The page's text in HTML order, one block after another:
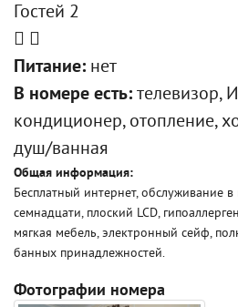
Гостей 2
Питание: нет
В номере есть: телевизор,
кондиционер, отопление,
душ/ванная
Общая информация:
Бесплатный интернет, обслуживание
семнадцати, плоский LCD,
мягкая мебель, электронный сейф,
банных принадлежностей.
Фотографии номера